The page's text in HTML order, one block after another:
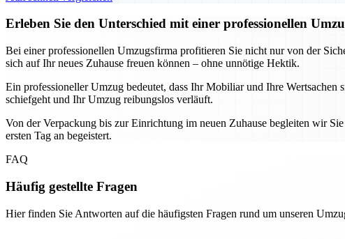
Erleben Sie den Unterschied mit einer professionellen
Bei einer professionellen Umzugsfirma profitieren Sie nicht nur von der
sich auf Ihr neues Zuhause freuen können – ohne unnötige Hektik.
Ein professioneller Umzug bedeutet, dass Ihr Mobiliar und Ihre
schiefgeht und Ihr Umzug reibungslos verläuft.
Von der Verpackung bis zur Einrichtung im neuen Zuhause begleiten wir
ersten Tag an begeistert.
FAQ
Häufig gestellte Fragen
Hier finden Sie Antworten auf die häufigsten Fragen rund um unseren